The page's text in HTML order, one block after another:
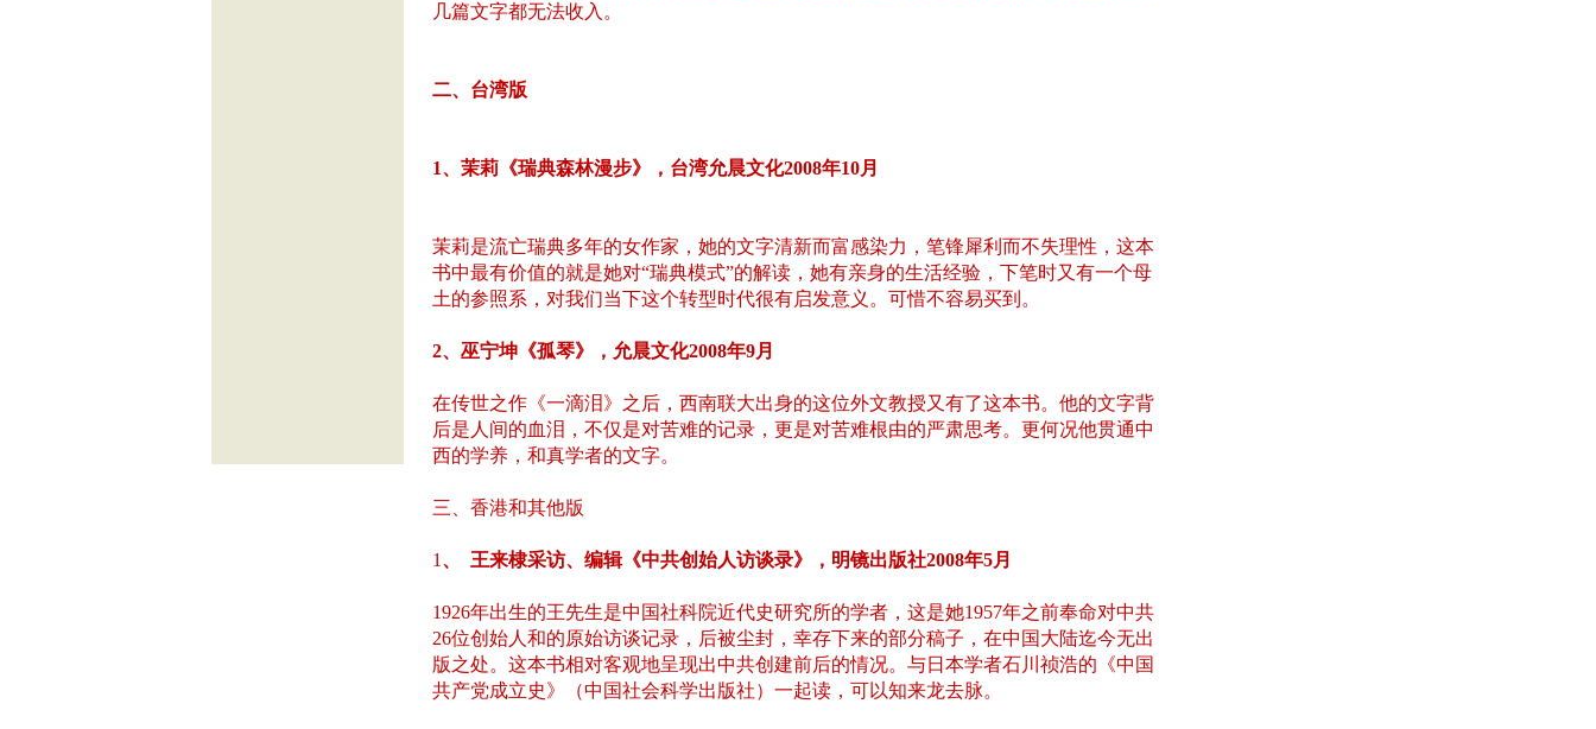
几篇文字都无法收入。
二、台湾版
1、茉莉《瑞典森林漫步》，台湾允晨文化2008年10月
茉莉是流亡瑞典多年的女作家，她的文字清新而富感染力，笔锋犀利而不失理性，这本
书中最有价值的就是她对“瑞典模式”的解读，她有亲身的生活经验，下笔时又有一个母
土的参照系，对我们当下这个转型时代很有启发意义。可惜不容易买到。
2、巫宁坤《孤琴》，允晨文化2008年9月
在传世之作《一滴泪》之后，西南联大出身的这位外文教授又有了这本书。他的文字背
后是人间的血泪，不仅是对苦难的记录，更是对苦难根由的严肃思考。更何况他贯通中
西的学养，和真学者的文字。
三、香港和其他版
1 、 王来棣采访、编辑《中共创始人访谈录》，明镜出版社2008年5月
1926年出生的王先生是中国社科院近代史研究所的学者，这是她1957年之前奉命对中共
26位创始人和的原始访谈记录，后被尘封，幸存下来的部分稿子，在中国大陆迄今无出
版之处。这本书相对客观地呈现出中共创建前后的情况。与日本学者石川祯浩的《中国
共产党成立史》（中国社会科学出版社）一起读，可以知来龙去脉。